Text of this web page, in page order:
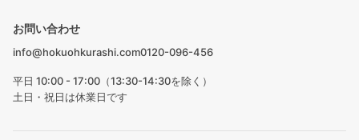
お問い合わせ
info@hokuohkurashi.com0120-096-456
平日 10:00 - 17:00（13:30-14:30を除く）
土日・祝日は休業日です